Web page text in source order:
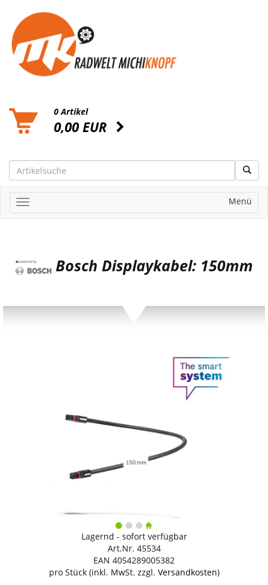
0 Artikel
0,00 EUR
Menü
Bosch Displaykabel: 150mm
Lagernd - sofort verfügbar
Art.Nr. 45534
EAN 4054289005382
pro Stück (inkl. MwSt. zzgl. Versandkosten)